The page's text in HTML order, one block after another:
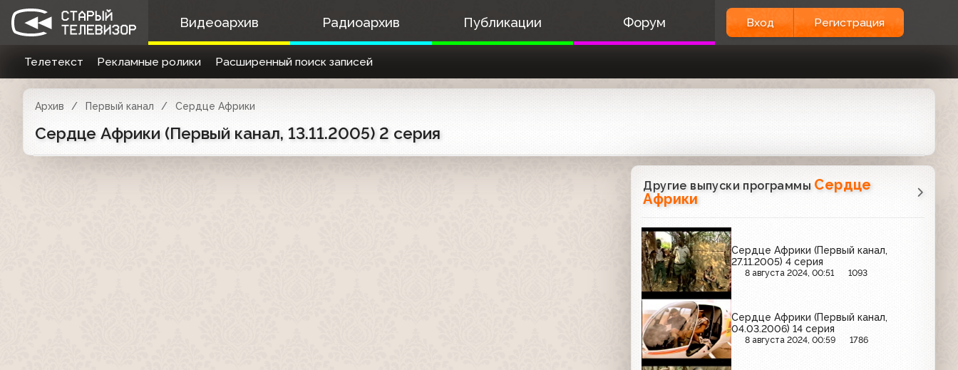
Видеоархив Радиоархив Публикации Форум Вход Регистрация
Телетекст Рекламные ролики Расширенный поиск записей
Архив Первый канал Сердце Африки
Сердце Африки (Первый канал, 13.11.2005) 2 серия
Другие выпуски программы Сердце
Африки
Сердце Африки (Первый канал,
27.11.2005) 4 серия
8 августа 2024, 00:51 1093
Сердце Африки (Первый канал,
04.03.2006) 14 серия
8 августа 2024, 00:59 1786